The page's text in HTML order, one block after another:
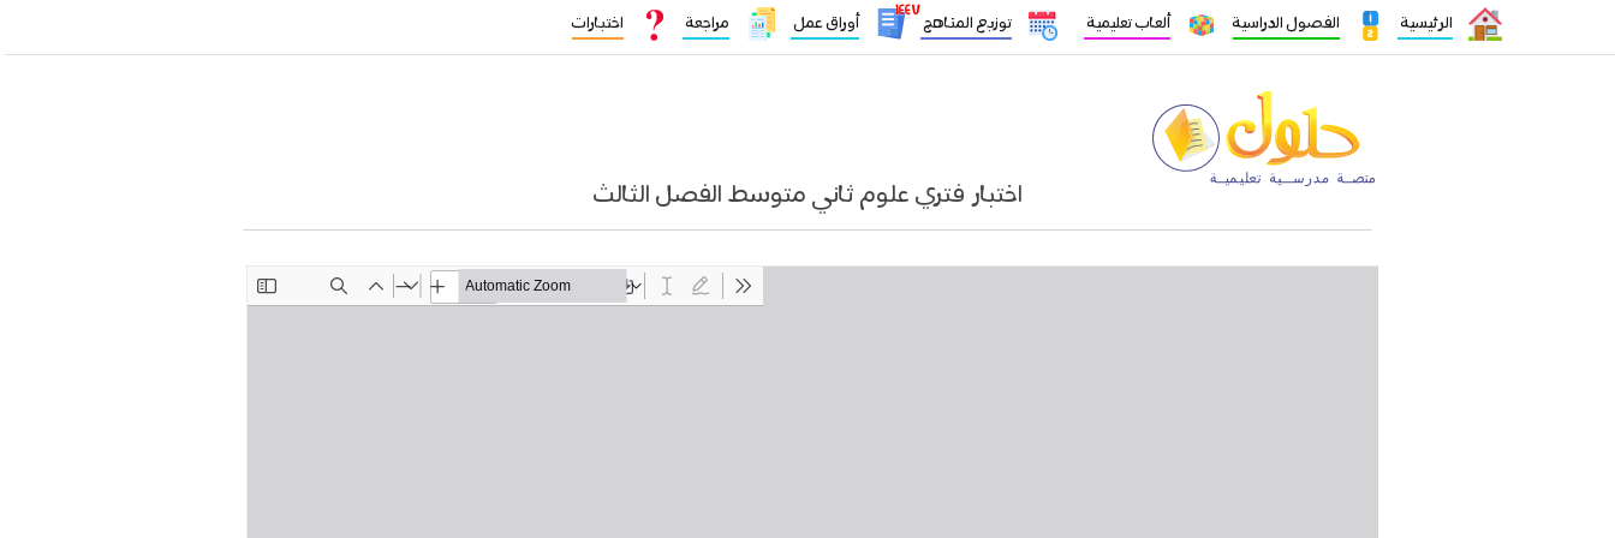
الرئيسية الفصول الدراسية ألعاب تعليمية توزيع المناهج
١٤٤٧
أوراق عمل مراجعة اختبارات
اختبار فتري علوم ثاني متوسط الفصل الثالث